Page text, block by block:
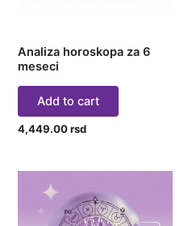
Analiza horoskopa za 6
meseci
Add to cart
4,449.00rsd